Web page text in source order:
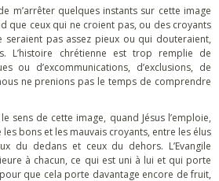
m’arrêter quelques instants sur cette image
que ceux qui ne croient pas, ou des croyants
pas assez pieux ou qui douteraient,
L’histoire chrétienne est trop remplie de
ou d’excommunications, d’exclusions, de
ne prenions pas le temps de comprendre
sens de cette image, quand Jésus l’emploie,
les bons et les mauvais croyants, entre les élus
du dedans et ceux du dehors. L’Evangile
à chacun, ce qui est uni à lui et qui porte
que cela porte davantage encore de fruit,